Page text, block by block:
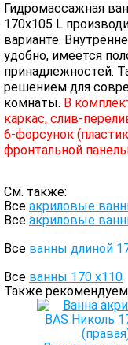
Гидромассажная
170х105 L
варианте.
удобно, имеется
принадлежностей.
решением для
комнаты. В
каркас, слив-
6-форсунок
фронтальной
См. также:
Все акриловые
Все акриловые
Все ванны длиной
Все ванны 170 х110
Также рекомендуем